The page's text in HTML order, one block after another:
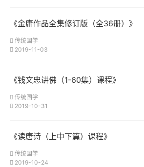
《金庸作品全集修订版（全36册）》
传统国学
2019-11-03
《钱文忠讲佛（1-60集）课程》
传统国学
2019-10-31
《读唐诗（上中下篇）课程》
传统国学
2019-10-24